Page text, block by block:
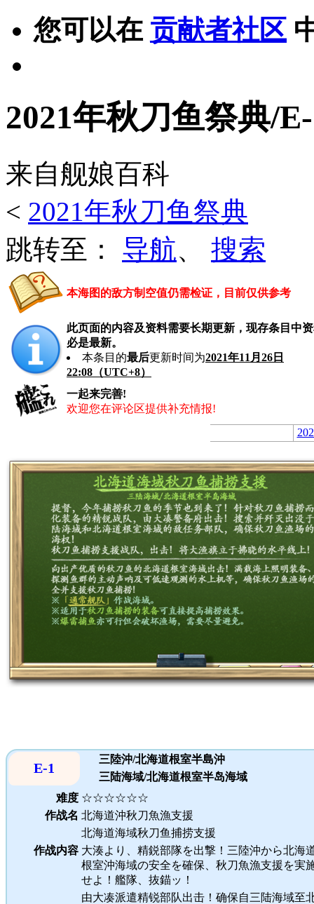
您可以在 贡献者社区
2021年秋刀鱼祭典/
来自舰娘百科
< 2021年秋刀鱼祭典
跳转至： 导航、 搜索
本海图的敌方制空值仍需检证，目前仅供参考
此页面的内容及资料需要长期更新，现存条目中
必是最新。
本条目的最后更新时间为2021年11月26日
22:08（UTC+8）
一起来完善!
欢迎您在评论区提供补充情报!
E-1
三陸沖/北海道根室半島沖
三陆海域/北海道根室半岛海域
难度 ☆☆☆☆☆☆
作战名 北海道沖秋刀魚漁支援
北海道海域秋刀鱼捕捞支援
作战内容 大湊より、精鋭部隊を出撃！三陸沖から北海
根室沖海域の安全を確保、秋刀魚漁支援を実
せよ！艦隊、抜錨ッ！
由大凑派遣精锐部队出击！确保自三陆海域至